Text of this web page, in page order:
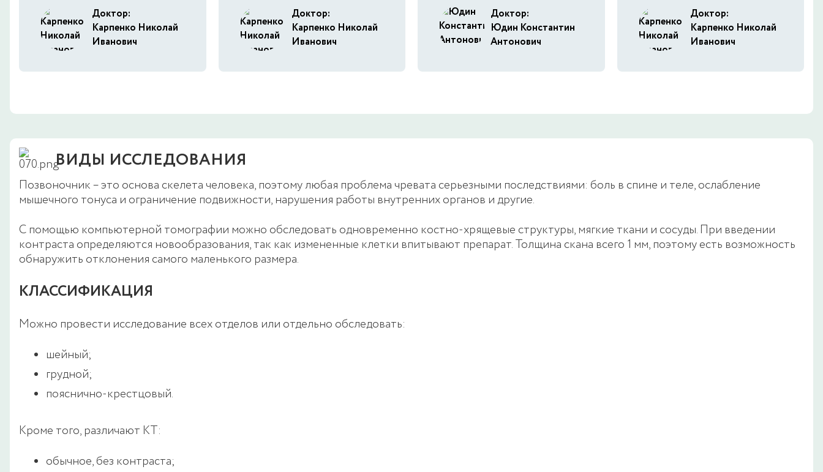
Доктор:
Карпенко Николай
Иванович
Доктор:
Карпенко Николай
Иванович
Доктор:
Юдин Константин
Антонович
Доктор:
Карпенко Николай
Иванович
ВИДЫ ИССЛЕДОВАНИЯ
Позвоночник – это основа скелета человека, поэтому любая проблема чревата серьезными последствиями: боль в спине и теле, ослабление
мышечного тонуса и ограничение подвижности, нарушения работы внутренних органов и другие.
С помощью компьютерной томографии можно обследовать одновременно костно-хрящевые структуры, мягкие ткани и сосуды. При введении
контраста определяются новообразования, так как измененные клетки впитывают препарат. Толщина скана всего 1 мм, поэтому есть возможность
обнаружить отклонения самого маленького размера.
КЛАССИФИКАЦИЯ
Можно провести исследование всех отделов или отдельно обследовать:
шейный;
грудной;
пояснично-крестцовый.
Кроме того, различают КТ:
обычное, без контраста;